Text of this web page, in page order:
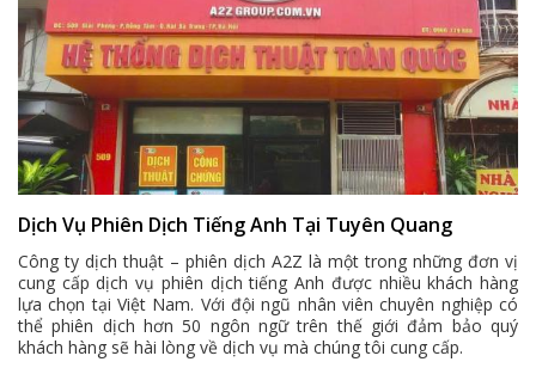
Dịch Vụ Phiên Dịch Tiếng Anh Tại Tuyên Quang
Công ty dịch thuật – phiên dịch A2Z là một trong những đơn vị
cung cấp dịch vụ phiên dịch tiếng Anh được nhiều khách hàng
lựa chọn tại Việt Nam. Với đội ngũ nhân viên chuyên nghiệp có
thể phiên dịch hơn 50 ngôn ngữ trên thế giới đảm bảo quý
khách hàng sẽ hài lòng về dịch vụ mà chúng tôi cung cấp.